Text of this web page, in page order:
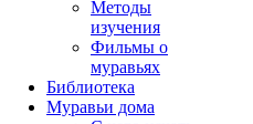
Методы
изучения
Фильмы о
муравьях
Библиотека
Муравьи дома